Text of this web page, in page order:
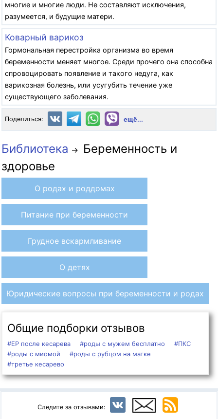
многие и многие люди. Не составляют исключения,
разумеется, и будущие матери.
Коварный варикоз
Гормональная перестройка организма во время
беременности меняет многое. Среди прочего она способна
спровоцировать появление и такого недуга, как
варикозная болезнь, или усугубить течение уже
существующего заболевания.
Поделиться: ещё...
Библиотека →
Беременность и
здоровье
О родах и роддомах
Питание при беременности
Грудное вскармливание
О детях
Юридические вопросы при беременности и родах
Общие подборки отзывов
#ЕР после кесарева #роды с мужем бесплатно
#ПКС
#роды с миомой
#роды с рубцом на матке
#третье кесарево
Следите за отзывами: